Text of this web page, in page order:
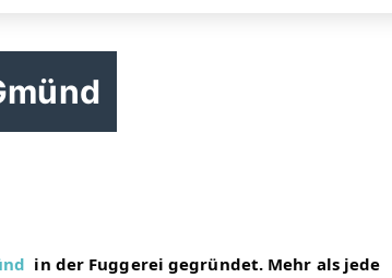
in der Fuggerei gegründet. Mehr als jede